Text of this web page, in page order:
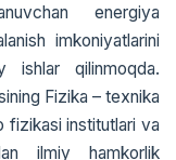
energiya
imkoniyatlarini
ishlar qilinmoqda.
Fizika – tеxnika
fizikasi institutlari va
ilmiy hamkorlik